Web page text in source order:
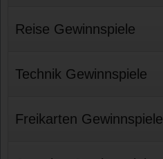
Reise Gewinnspiele
Technik Gewinnspiele
Freikarten Gewinnspiele